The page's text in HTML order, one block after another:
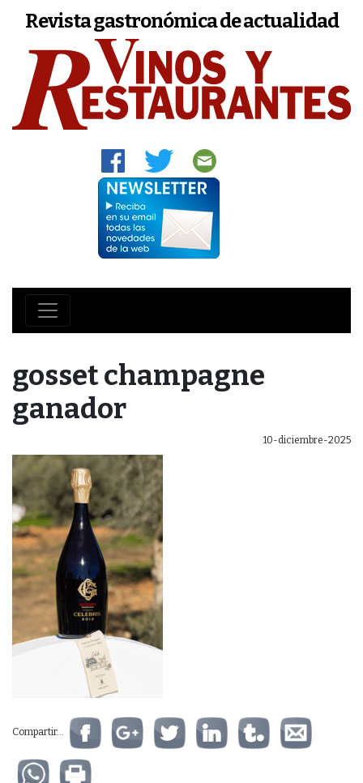
Revista gastronómica de actualidad
gosset champagne
ganador
10-diciembre-2025
Compartir...